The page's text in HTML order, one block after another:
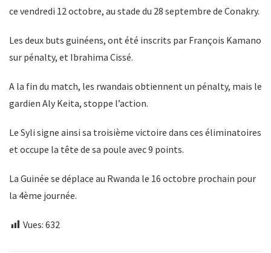
ce vendredi 12 octobre, au stade du 28 septembre de Conakry.
Les deux buts guinéens, ont été inscrits par François Kamano
sur pénalty, et Ibrahima Cissé.
A la fin du match, les rwandais obtiennent un pénalty, mais le
gardien Aly Keita, stoppe l’action.
Le Syli signe ainsi sa troisième victoire dans ces éliminatoires
et occupe la tête de sa poule avec 9 points.
La Guinée se déplace au Rwanda le 16 octobre prochain pour
la 4ème journée.
Vues: 632